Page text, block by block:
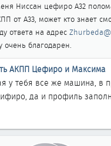
Ниссан цефиро А32
от А33, может кто знает
ответа на адрес
благодарен.
АКПП Цефиро и Максима
у тебя все же машина, в
да и профиль